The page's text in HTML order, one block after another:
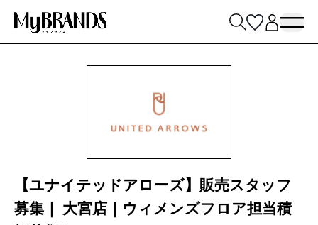
【ユナイテッドアローズ】販売スタッフ
募集｜ 大宮店｜ウィメンズフロア担当積